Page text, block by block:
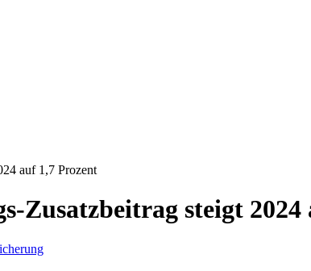
auf 1,7 Prozent
steigt 2024